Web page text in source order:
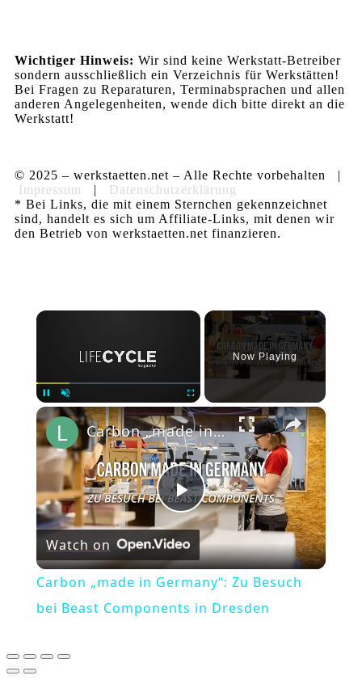
Wichtiger Hinweis: Wir sind keine Werkstatt-Betreiber
sondern ausschließlich ein Verzeichnis für Werkstätten!
Bei Fragen zu Reparaturen, Terminabsprachen und allen
anderen Angelegenheiten, wende dich bitte direkt an die
Werkstatt!
© 2025 – werkstaetten.net – Alle Rechte vorbehalten |
Impressum
| Datenschutzerklärung
* Bei Links, die mit einem Sternchen gekennzeichnet
sind, handelt es sich um Affiliate-Links, mit denen wir
den Betrieb von werkstaetten.net finanzieren.
×
Pause Unmute Fullscreen
Now Playing
×
Play
Video
Carbon „made in Germany“: Zu Besuch bei Beast Components in Dresden
Watch on
Carbon „made in Germany“: Zu Besuch
bei Beast Components in Dresden